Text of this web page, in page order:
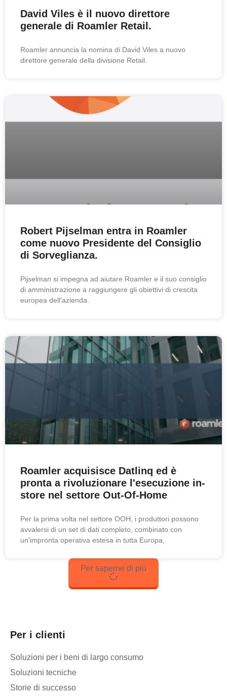
David Viles è il nuovo direttore
generale di Roamler Retail.
Roamler annuncia la nomina di David Viles a nuovo
direttore generale della divisione Retail.
Robert Pijselman entra in Roamler
come nuovo Presidente del Consiglio
di Sorveglianza.
Pijselman si impegna ad aiutare Roamler e il suo consiglio
di amministrazione a raggiungere gli obiettivi di crescita
europea dell'azienda.
Roamler acquisisce Datlinq ed è
pronta a rivoluzionare l'esecuzione in-
store nel settore Out-Of-Home
Per la prima volta nel settore OOH, i produttori possono
avvalersi di un set di dati completo, combinato con
un'impronta operativa estesa in tutta Europa,
Per saperne di più
Per i clienti
Soluzioni per i beni di largo consumo
Soluzioni tecniche
Storie di successo